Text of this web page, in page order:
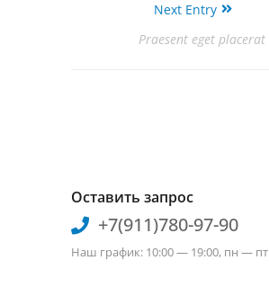
Next Entry
Praesent eget placerat
Оставить запрос
+7(911)780-97-90
Наш график: 10:00 — 19:00, пн — пт